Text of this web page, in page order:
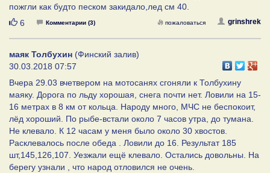
пожгли как будто песком закидало,лед см 40.
Нравится
6 Комментарии (3) grinshrek
пожаловаться
маяк Толбухин (Финский залив)
30.03.2018 07:57
Вчера 29.03 вчетвером на мотосанях сгоняли к Толбухину
маяку. Дорога по льду хорошая, снега почти нет. Ловили на 15-
16 метрах в 8 км от кольца. Народу много, МЧС не беспокоит,
лёд хороший. По рыбе-встали около 7 часов утра, до тумана.
Не клевало. К 12 часам у меня было около 30 хвостов.
Расклевалось после обеда . Ловили до 16. Результат 185
шт,145,126,107. Уезжали ещё клевало. Остались довольны. На
берегу узнали , что народ отловился не очень.